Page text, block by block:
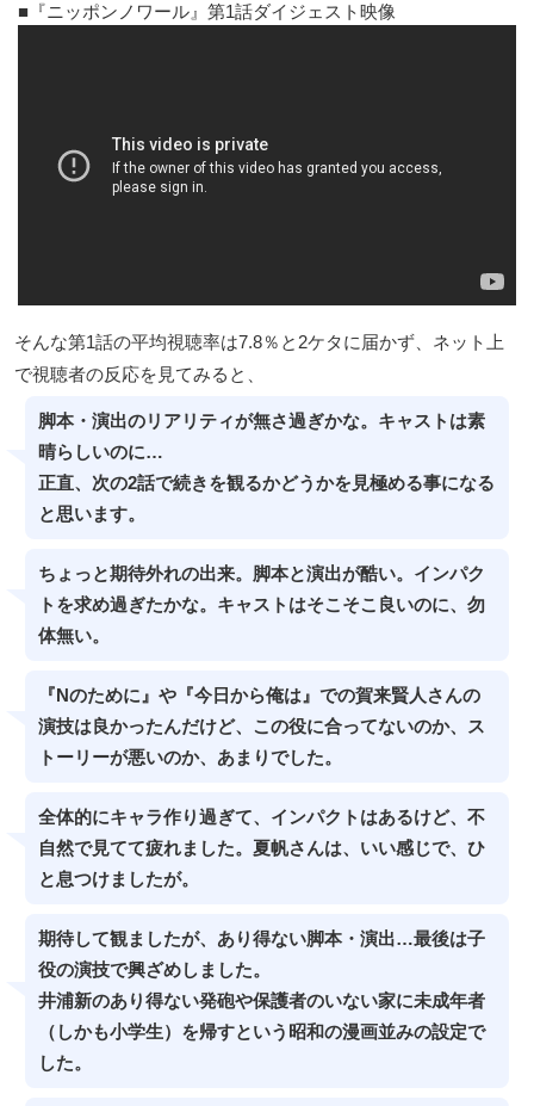
『ニッポンノワール』第1話ダイジェスト映像
そんな第1話の平均視聴率は7.8％と2ケタに届かず、ネット上
で視聴者の反応を見てみると、
脚本・演出のリアリティが無さ過ぎかな。キャストは素
晴らしいのに…
正直、次の2話で続きを観るかどうかを見極める事になる
と思います。
ちょっと期待外れの出来。脚本と演出が酷い。インパク
トを求め過ぎたかな。キャストはそこそこ良いのに、勿
体無い。
『Nのために』や『今日から俺は』での賀来賢人さんの
演技は良かったんだけど、この役に合ってないのか、ス
トーリーが悪いのか、あまりでした。
全体的にキャラ作り過ぎて、インパクトはあるけど、不
自然で見てて疲れました。夏帆さんは、いい感じで、ひ
と息つけましたが。
期待して観ましたが、あり得ない脚本・演出…最後は子
役の演技で興ざめしました。
井浦新のあり得ない発砲や保護者のいない家に未成年者
（しかも小学生）を帰すという昭和の漫画並みの設定で
した。